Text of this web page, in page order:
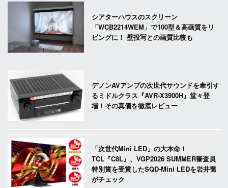
シアターハウスのスクリーン
「WCB2214WEM」で100型＆高画質をリ
ビングに！ 壁投写との画質比較も
デノンAVアンプの次世代サウンドを牽引す
るミドルクラス『AVR-X3900H』堂々登
場！その真価を徹底レビュー
「次世代Mini LED」の大本命！
TCL『C8L』、VGP2026 SUMMER審査員
特別賞を受賞したSQD-Mini LEDを岩井喬
がチェック